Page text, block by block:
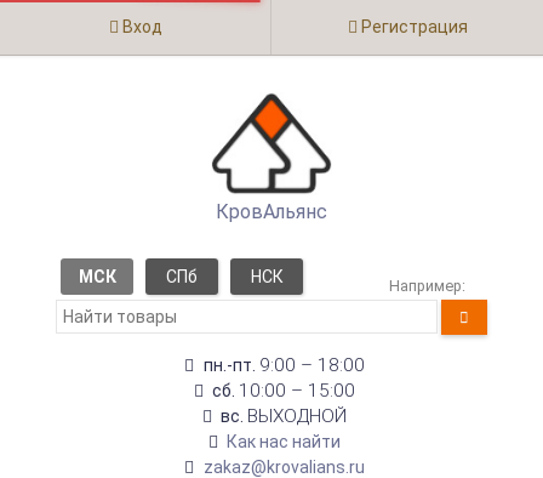
Вход Регистрация
КровАльянс
МСК СПб НСК Например:
пн.-пт. 9:00 – 18:00
сб. 10:00 – 15:00
вс. ВЫХОДНОЙ
Как нас найти
zakaz@krovalians.ru